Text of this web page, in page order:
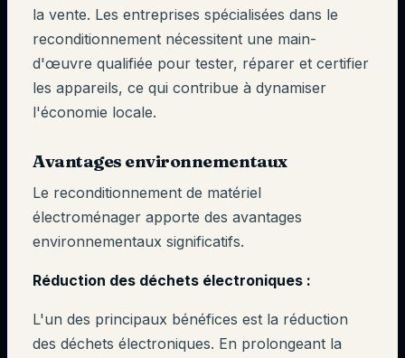
la vente. Les entreprises spécialisées dans le
reconditionnement nécessitent une main-
d'œuvre qualifiée pour tester, réparer et certifier
les appareils, ce qui contribue à dynamiser
l'économie locale.
Avantages environnementaux
Le reconditionnement de matériel
électroménager apporte des avantages
environnementaux significatifs.
Réduction des déchets électroniques :
L'un des principaux bénéfices est la réduction
des déchets électroniques. En prolongeant la